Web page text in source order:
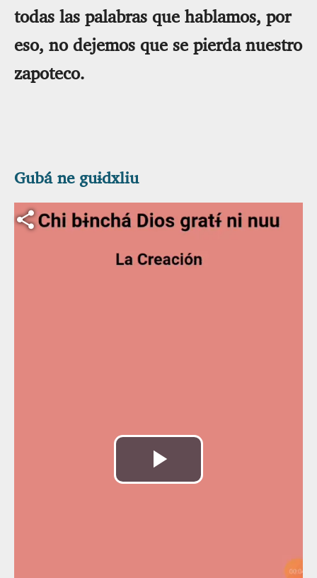
todas las palabras que hablamos, por
eso, no dejemos que se pierda nuestro
zapoteco.
Archivo de vídeo
Reproducir
Gubá ne guɨdxliu